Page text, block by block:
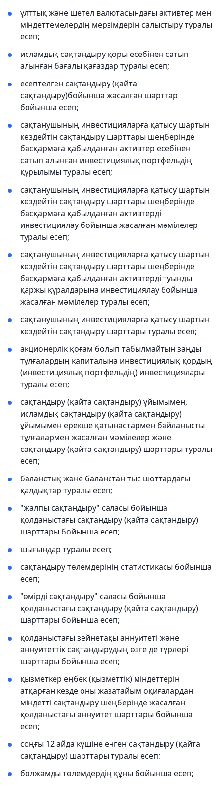
ұлттық және шетел валютасындағы активтер мен
міндеттемелердің мерзімдерін салыстыру туралы
есеп;
исламдық сақтандыру қоры есебінен сатып
алынған бағалы қағаздар туралы есеп;
есептелген сақтандыру (қайта
сақтандыру)бойынша жасалған шарттар
бойынша есеп;
сақтанушының инвестицияларға қатысу шартын
көздейтін сақтандыру шарттары шеңберінде
басқармаға қабылданған активтер есебінен
сатып алынған инвестициялық портфельдің
құрылымы туралы есеп;
сақтанушының инвестицияларға қатысу шартын
көздейтін сақтандыру шарттары шеңберінде
басқармаға қабылданған активтерді
инвестициялау бойынша жасалған мәмілелер
туралы есеп;
сақтанушының инвестицияларға қатысу шартын
көздейтін сақтандыру шарттары шеңберінде
басқармаға қабылданған активтерді туынды
қаржы құралдарына инвестициялау бойынша
жасалған мәмілелер туралы есеп;
сақтанушының инвестицияларға қатысу шартын
көздейтін сақтандыру шарттары туралы есеп;
акционерлік қоғам болып табылмайтын заңды
тұлғалардың капиталына инвестициялық қордың
(инвестициялық портфельдің) инвестициялары
туралы есеп;
сақтандыру (қайта сақтандыру) ұйымымен,
исламдық сақтандыру (қайта сақтандыру)
ұйымымен ерекше қатынастармен байланысты
тұлғалармен жасалған мәмілелер және
сақтандыру (қайта сақтандыру) шарттары туралы
есеп;
баланстық және баланстан тыс шоттардағы
қалдықтар туралы есеп;
"жалпы сақтандыру" саласы бойынша
қолданыстағы сақтандыру (қайта сақтандыру)
шарттары бойынша есеп;
шығындар туралы есеп;
сақтандыру төлемдерінің статистикасы бойынша
есеп;
"өмірді сақтандыру" саласы бойынша
қолданыстағы сақтандыру (қайта сақтандыру)
шарттары бойынша есеп;
қолданыстағы зейнетақы аннуитеті және
аннуитеттік сақтандырудың өзге де түрлері
шарттары бойынша есеп;
қызметкер еңбек (қызметтік) міндеттерін
атқарған кезде оны жазатайым оқиғалардан
міндетті сақтандыру шеңберінде жасалған
қолданыстағы аннуитет шарттары бойынша
есеп;
соңғы 12 айда күшіне енген сақтандыру (қайта
сақтандыру) шарттары туралы есеп;
болжамды төлемдердің құны бойынша есеп;